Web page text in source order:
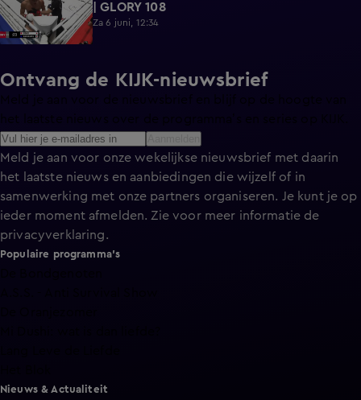
| GLORY 108
Za 6 juni, 12:34
Ontvang de KIJK-nieuwsbrief
Meld je aan voor onze wekelijkse nieuwsbrief met daarin
het laatste nieuws en aanbiedingen die wijzelf of in
samenwerking met onze partners organiseren. Je kunt je op
ieder moment afmelden. Zie voor meer informatie de
privacyverklaring.
Populaire programma's
Nieuws & Actualiteit